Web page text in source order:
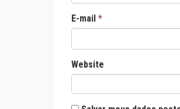
E-mail *
Website